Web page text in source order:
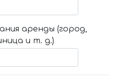
аренды (город,
и т. д.)